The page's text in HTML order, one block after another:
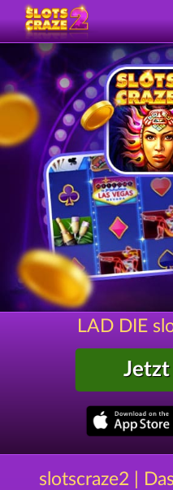
LAD DIE
Jetzt
slotscraze2 |